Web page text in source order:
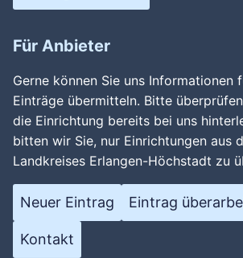
Für Anbieter
Gerne können Sie uns Informationen
Einträge übermitteln. Bitte
die Einrichtung bereits bei uns
bitten wir Sie, nur Einrichtungen aus
Landkreises Erlangen-Höchstadt zu
Neuer Eintrag Eintrag
Kontakt